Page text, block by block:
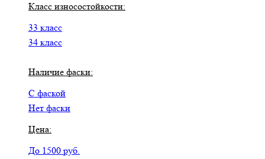
Класс износостойкости:
33 класс
34 класс
Наличие фаски:
С фаской
Нет фаски
Цена:
До 1500 руб.